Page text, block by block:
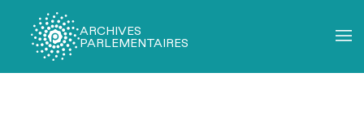
ARCHIVES
PARLEMENTAIRES